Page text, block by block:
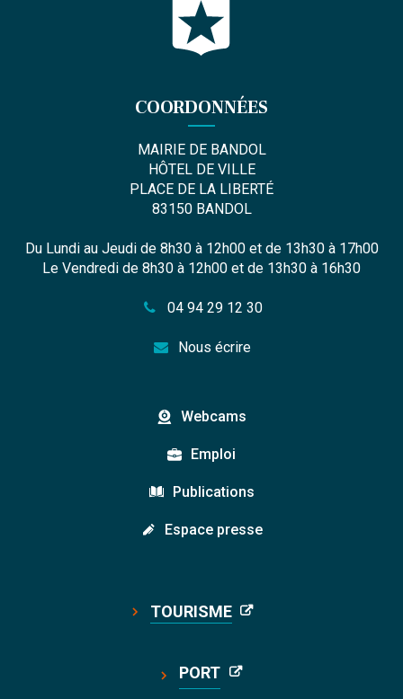
COORDONNÉES
MAIRIE DE BANDOL
HÔTEL DE VILLE
PLACE DE LA LIBERTÉ
83150 BANDOL
Du Lundi au Jeudi de 8h30 à 12h00 et de 13h30 à 17h00
Le Vendredi de 8h30 à 12h00 et de 13h30 à 16h30
04 94 29 12 30
Nous écrire
Webcams
Emploi
Publications
Espace presse
TOURISME
PORT